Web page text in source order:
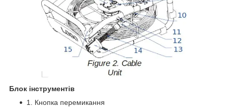
Блок інструментів
1. Кнопка перемикання